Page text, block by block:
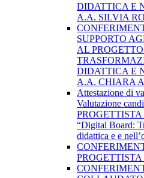
DIDATTICA E
A.A. SILVIA
SUPPORTO
AL
DIDATTICA E
A.A. CHIARA
Attestazione di
Valutazione
“Digital Board:
didattica e e